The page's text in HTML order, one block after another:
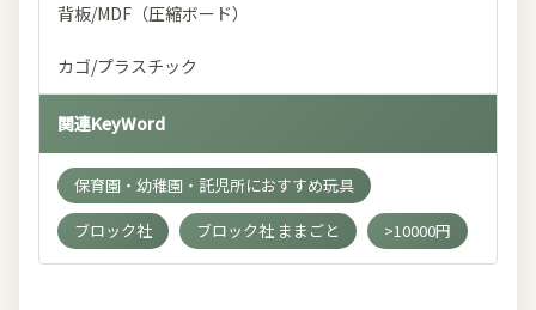
背板/MDF（圧縮ボード）
カゴ/プラスチック
関連KeyWord
保育園・幼稚園・託児所におすすめ玩具
ブロック社
ブロック社 ままごと >10000円